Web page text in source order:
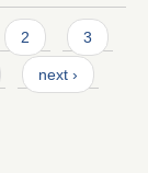
2 3
next ›